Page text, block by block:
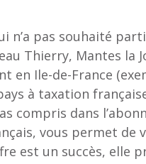
n’a pas souhaité
Thierry, Mantes la
Ile-de-France
à taxation
dans
vous permet
est un succès, elle